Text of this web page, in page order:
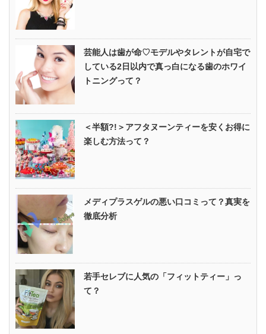
芸能人は歯が命♡モデルやタレントが自宅で
している2日以内で真っ白になる歯のホワイ
トニングって？
＜半額?!＞アフタヌーンティーを安くお得に
楽しむ方法って？
メディプラスゲルの悪い口コミって？真実を
徹底分析
若手セレブに人気の「フィットティー」っ
て？